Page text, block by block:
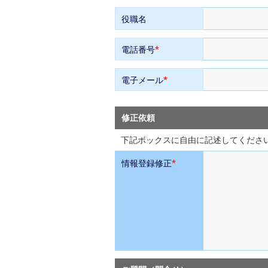
役職名
電話番号*
電子メール*
修正依頼
下記ボックスに自由に記述してくださ
情報登録修正*